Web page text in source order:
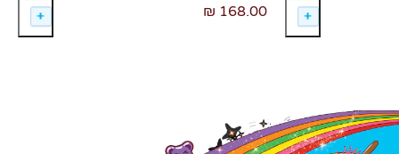
168.00 ₪